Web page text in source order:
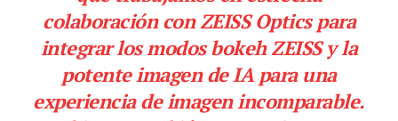
colaboración con ZEISS Optics para
integrar los modos bokeh ZEISS y la
potente imagen de IA para una
experiencia de imagen incomparable.